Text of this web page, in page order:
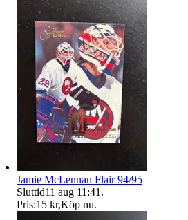
Jamie McLennan Flair 94/95
Sluttid11 aug 11:41 .
Pris:15 kr,Köp nu.